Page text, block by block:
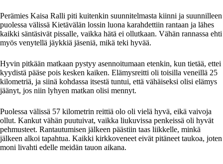
Perämies Kaisa Ralli piti kuitenkin suunnitelmasta kiinni ja suunnilleen
puolessa välissä Kietävälän lossin luona karahdettiin rantaan ja lähes
kaikki säntäsivät pissalle, vaikka hätä ei ollutkaan. Vähän rannassa ehti
myös venytellä jäykkiä jäseniä, mikä teki hyvää.
Hyvin pitkään matkaan pystyy asennoitumaan etenkin, kun tietää, ettei
kyydistä pääse pois kesken kaiken. Elämysreitti oli toisilla veneillä 25
kilometriä, ja siinä kohdassa itsestä tuntui, että vähäiseksi olisi elämys
jäänyt, jos niin lyhyen matkan olisi mennyt.
Puolessa välissä 57 kilometrin reittiä olo oli vielä hyvä, eikä vaivoja
ollut. Kankut vähän puutuivat, vaikka liukuvissa penkeissä oli hyvät
pehmusteet. Rantautumisen jälkeen päästiin taas liikkelle, minkä
jälkeen alkoi tapahtua. Kaikki kirkkoveneet eivät pitäneet taukoa, joten
moni livahti edelle meidän tauon aikana.